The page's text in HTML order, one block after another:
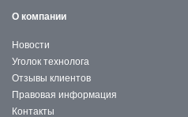
О компании
Новости
Уголок технолога
Отзывы клиентов
Правовая информация
Контакты